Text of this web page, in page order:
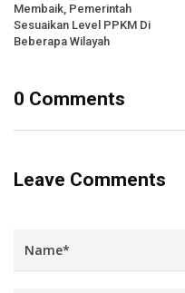
Membaik, Pemerintah
Sesuaikan Level PPKM Di
Beberapa Wilayah
0 Comments
Leave Comments